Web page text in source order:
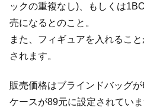
ックの重複なし)、もしくは
売になるとのこと。
また、フィギュアを入れるこ
されます。
販売価格はブラインドバッグ
ケースが89元に設定されていま